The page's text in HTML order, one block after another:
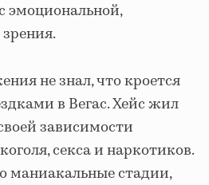
эмоциональной,
не знал, что кроется
в Вегас. Хейс жил
зависимости
секса и наркотиков.
маниакальные стадии,